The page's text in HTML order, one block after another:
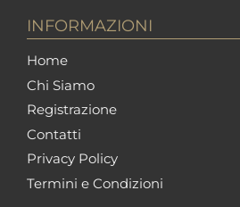
INFORMAZIONI
Home
Chi Siamo
Registrazione
Contatti
Privacy Policy
Termini e Condizioni